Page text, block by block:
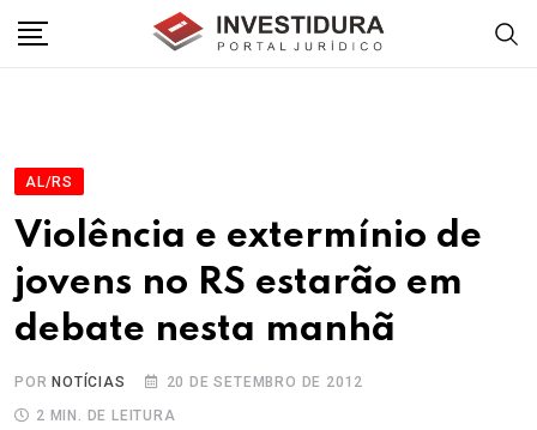
AL/RS
Violência e extermínio de
jovens no RS estarão em
debate nesta manhã
POR NOTÍCIAS
20 DE SETEMBRO DE 2012
2 MIN. DE LEITURA